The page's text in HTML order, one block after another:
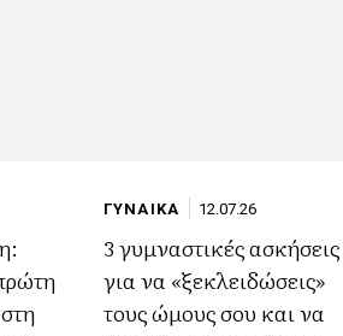
ΓΥΝΑΙΚΑ 12.07.26
3 γυμναστικές ασκήσεις
για να «ξεκλειδώσεις»
τους ώμους σου και να